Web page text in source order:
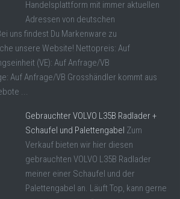
Handelsplattform mit immer aktuellen
Adressen von deutschen
uns findest Du Markenware zu
unsere Website! Nettopreis: Auf
(VE): Auf Anfrage/VB
Auf Anfrage/VB Grosshändler kommt aus
...
Gebrauchter VOLVO L35B Radlader +
Schaufel und Palettengabel Zum
Verkauf bieten wir hier diesen
gebrauchten VOLVO L35B Radlader
meiner einer Schaufel und der
Palettengabel an. Läuft Top, kann gerne